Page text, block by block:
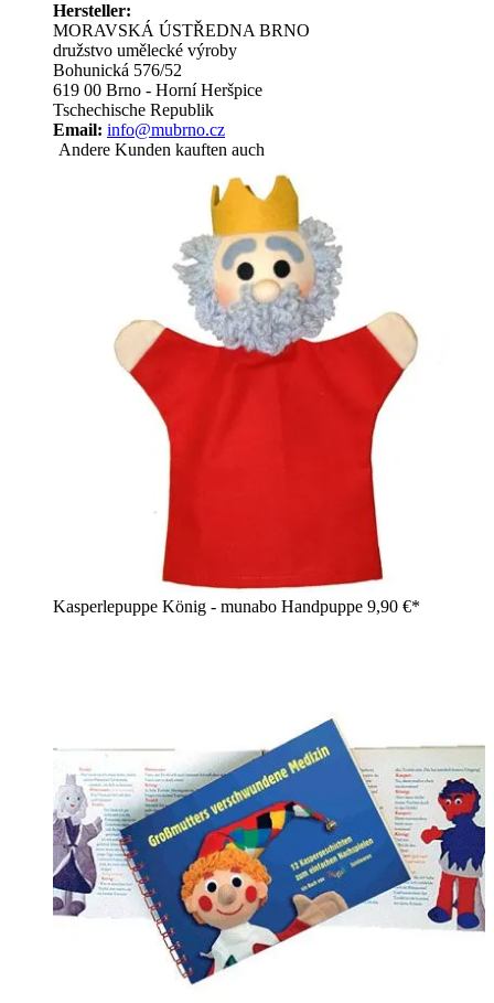
Hersteller:
MORAVSKÁ ÚSTŘEDNA BRNO
družstvo umělecké výroby
Bohunická 576/52
619 00 Brno - Horní Heršpice
Tschechische Republik
Email: info@mubrno.cz
Andere Kunden kauften auch
Kasperlepuppe König - munabo Handpuppe 9,90 €*